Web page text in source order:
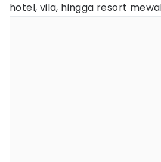
hotel, vila, hingga resort